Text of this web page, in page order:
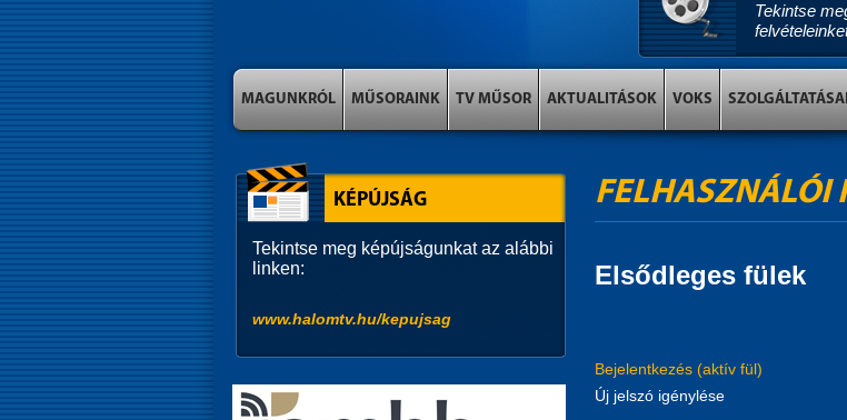
Tekintse
MAGUNKRÓL MŰSORAINK TV MŰSOR AKTUALITÁSOK VOKS
FELHASZNÁLÓI
Elsődleges fülek
Bejelentkezés (aktív fül)
Új jelszó igénylése
KÉPÚJSÁG
Tekintse meg képújságunkat az alábbi
linken:
www.halomtv.hu/kepujsag